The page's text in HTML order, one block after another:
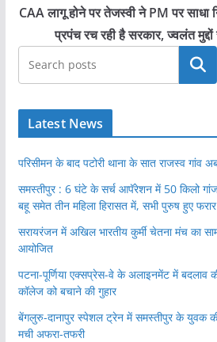
CAA लागू होने पर तेजस्वी ने PM पर साधा
प्रपंच रच रही है सरकार, ज्वलंत
खोजें
Latest News
परिसीमन के बाद पटोरी थाना के सात राजस्व गांव
समस्तीपुर : 6 घंटे के सर्च आपॅरेशन में 50 किलो
बहू समेत तीन महिला हिरासत में, सभी पुरुष हुए फरार
सरायरंजन में अखिल भारतीय कुर्मी चेतना मंच का
आयोजित
पटना-पूर्णिया एक्सप्रेस-वे के अलाइनमेंट में बदलाव
कॉलेज को बचाने की गुहार
बेंगलुरु-दानापुर स्पेशल ट्रेन में समस्तीपुर के युवक
मची अफरा-तफरी